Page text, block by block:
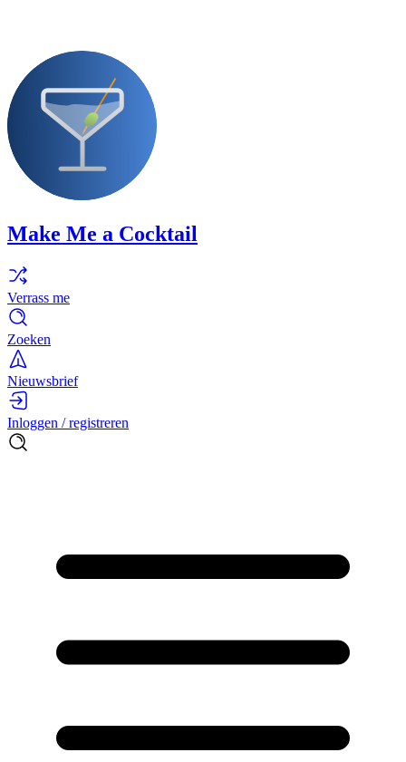
Make Me a Cocktail
Verrass me
Zoeken
Nieuwsbrief
Inloggen / registreren